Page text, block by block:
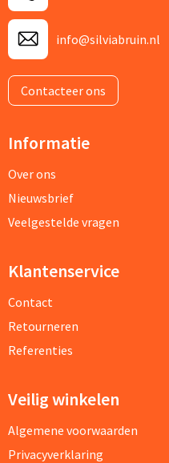
info@silviabruin.nl
Contacteer ons
Informatie
Over ons
Nieuwsbrief
Veelgestelde vragen
Klantenservice
Contact
Retourneren
Referenties
Veilig winkelen
Algemene voorwaarden
Privacyverklaring